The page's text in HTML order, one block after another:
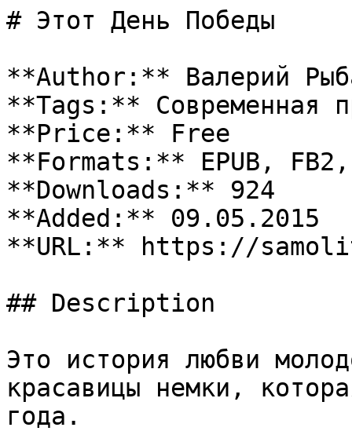
# Этот День Победы
**Author:** Валерий
**Tags:** Современная
**Price:** Free
**Formats:** EPUB, FB2,
**Downloads:** 924
**Added:** 09.05.2015
**URL:** https://
## Description
Это история любви
красавицы немки,
года.